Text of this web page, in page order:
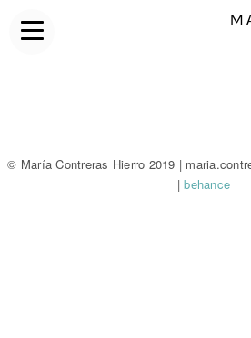
© María Contreras Hierro 2019 |
|behance